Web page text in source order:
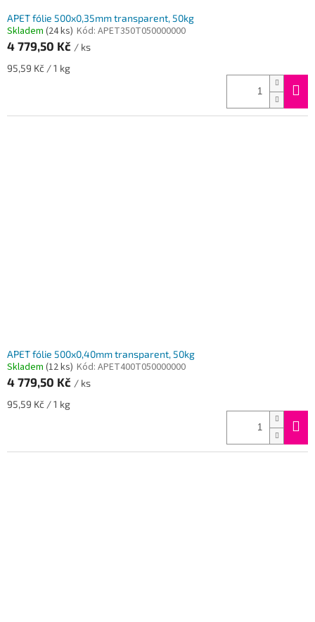
APET fólie 500x0,35mm transparent, 50kg
Skladem (24 ks) Kód: APET350T050000000
4 779,50 Kč / ks
Měrná
95,59 Kč / 1 kg
APET fólie 500x0,40mm transparent, 50kg
Skladem (12 ks) Kód: APET400T050000000
4 779,50 Kč / ks
Měrná
95,59 Kč / 1 kg